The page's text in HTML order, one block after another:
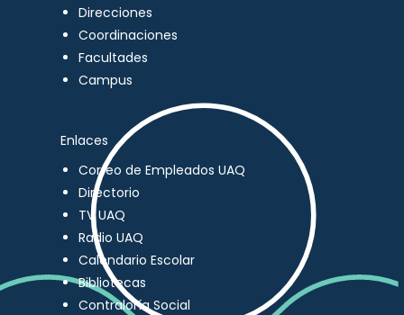
Direcciones
Coordinaciones
Facultades
Campus
Enlaces
Correo de Empleados UAQ
Directorio
TV UAQ
Radio UAQ
Calendario Escolar
Bibliotecas
Contraloría Social